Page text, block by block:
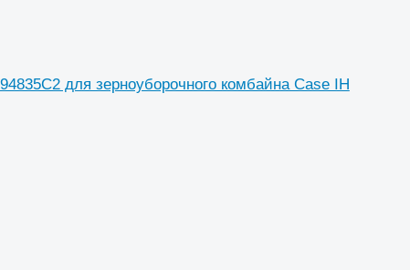
для зерноуборочного комбайна Case IH